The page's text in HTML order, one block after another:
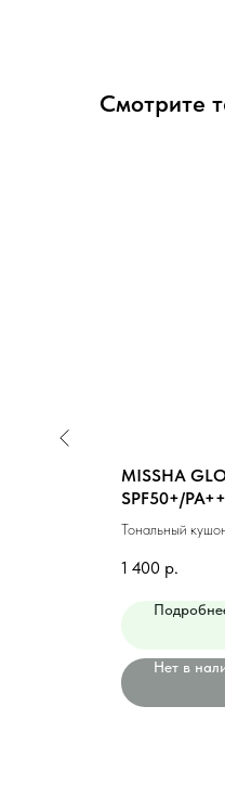
Смотрите
MISSHA
SPF50+/
(NEUTRAL)
Тональный
1 400 р.
Нет в